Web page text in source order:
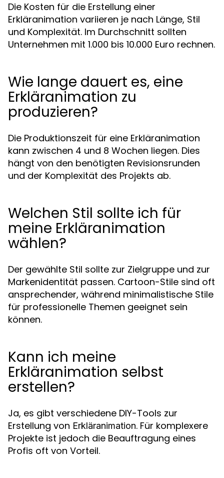
Die Kosten für die Erstellung einer
Erkläranimation variieren je nach Länge, Stil
und Komplexität. Im Durchschnitt sollten
Unternehmen mit 1.000 bis 10.000 Euro rechnen.
Wie lange dauert es, eine
Erkläranimation zu
produzieren?
Die Produktionszeit für eine Erkläranimation
kann zwischen 4 und 8 Wochen liegen. Dies
hängt von den benötigten Revisionsrunden
und der Komplexität des Projekts ab.
Welchen Stil sollte ich für
meine Erkläranimation
wählen?
Der gewählte Stil sollte zur Zielgruppe und zur
Markenidentität passen. Cartoon-Stile sind oft
ansprechender, während minimalistische Stile
für professionelle Themen geeignet sein
können.
Kann ich meine
Erkläranimation selbst
erstellen?
Ja, es gibt verschiedene DIY-Tools zur
Erstellung von Erkläranimation. Für komplexere
Projekte ist jedoch die Beauftragung eines
Profis oft von Vorteil.